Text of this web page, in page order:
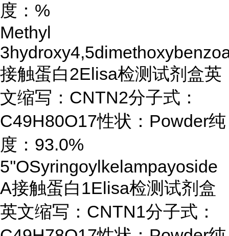
度：%
Methyl
接触蛋白2Elisa检测试剂盒英
文缩写：CNTN2分子式：
C49H80O17性状：Powder纯
度：93.0%
5''OSyringoylkelampayoside
A接触蛋白1Elisa检测试剂盒
英文缩写：CNTN1分子式：